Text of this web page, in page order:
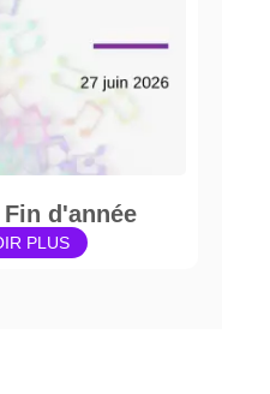
d'année
PLUS